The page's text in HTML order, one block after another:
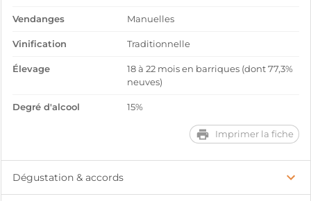
Vendanges Manuelles
Vinification Traditionnelle
Élevage
18 à 22 mois en barriques (dont 77,3%
neuves)
Degré d'alcool 15%
Imprimer la fiche
Dégustation & accords